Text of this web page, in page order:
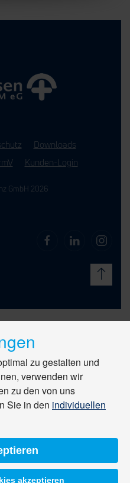
Downloads
Kunden-Login
GmbH 2026
zu gestalten und
verwenden wir
zu den von uns
Sie in den individuellen
akzeptieren